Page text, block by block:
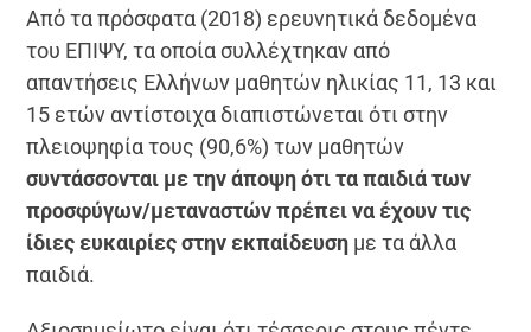
Από τα πρόσφατα (2018) ερευνητικά δεδομένα
του ΕΠΙΨΥ, τα οποία συλλέχτηκαν από
απαντήσεις Ελλήνων μαθητών ηλικίας 11, 13 και
15 ετών αντίστοιχα διαπιστώνεται ότι στην
πλειοψηφία τους (90,6%) των μαθητών
συντάσσονται με την άποψη ότι τα παιδιά των
προσφύγων/μεταναστών πρέπει να έχουν τις
ίδιες ευκαιρίες στην εκπαίδευση με τα άλλα
παιδιά.